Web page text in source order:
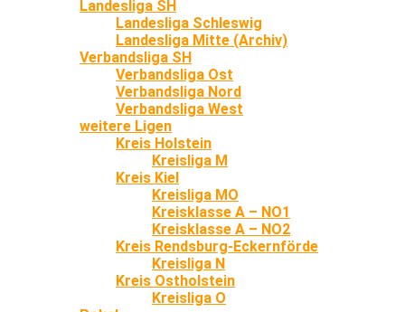
Landesliga SH
Landesliga Schleswig
Landesliga Mitte (Archiv)
Verbandsliga SH
Verbandsliga Ost
Verbandsliga Nord
Verbandsliga West
weitere Ligen
Kreis Holstein
Kreisliga M
Kreis Kiel
Kreisliga MO
Kreisklasse A – NO1
Kreisklasse A – NO2
Kreis Rendsburg-Eckernförde
Kreisliga N
Kreis Ostholstein
Kreisliga O